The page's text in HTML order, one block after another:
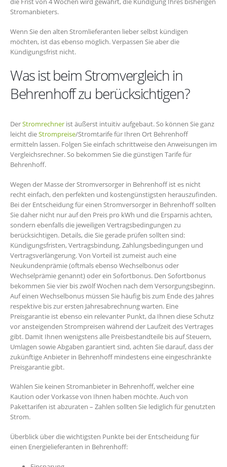
Stromanbieters.
Wenn Sie den alten Stromlieferanten lieber selbst kündigen
möchten, ist das ebenso möglich. Verpassen Sie aber die
Kündigungsfrist nicht.
Was ist beim Stromvergleich in
Behrenhoff zu berücksichtigen?
DerStromrechner ist äußerst intuitiv aufgebaut. So können Sie ganz
leicht dieStrompreise/Stromtarife für Ihren Ort Behrenhoff
ermitteln lassen. Folgen Sie einfach schrittweise den Anweisungen im
Vergleichsrechner. So bekommen Sie die günstigen Tarife für
Behrenhoff.
Wegen der Masse der Stromversorger in Behrenhoff ist es nicht
recht einfach, den perfekten und kostengünstigsten herauszufinden.
Bei der Entscheidung für einen Stromversorger in Behrenhoff sollten
Sie daher nicht nur auf den Preis pro kWh und die Ersparnis achten,
sondern ebenfalls die jeweiligen Vertragsbedingungen zu
berücksichtigen. Details, die Sie gerade prüfen sollten sind:
Kündigungsfristen, Vertragsbindung, Zahlungsbedingungen und
Vertragsverlängerung. Von Vorteil ist zumeist auch eine
Neukundenprämie (oftmals ebenso Wechselbonus oder
Wechselprämie genannt) oder ein Sofortbonus. Den Sofortbonus
bekommen Sie vier bis zwölf Wochen nach dem Versorgungsbeginn.
Auf einen Wechselbonus müssen Sie häufig bis zum Ende des Jahres
respektive bis zur ersten Jahresabrechnung warten. Eine
Preisgarantie ist ebenso ein relevanter Punkt, da Ihnen diese Schutz
vor ansteigenden Strompreisen während der Laufzeit des Vertrages
gibt. Damit Ihnen wenigstens alle Preisbestandteile bis auf Steuern,
Umlagen sowie Abgaben garantiert sind, achten Sie darauf, dass der
zukünftige Anbieter in Behrenhoff mindestens eine eingeschränkte
Preisgarantie gibt.
Wählen Sie keinen Stromanbieter in Behrenhoff, welcher eine
Kaution oder Vorkasse von Ihnen haben möchte. Auch von
Pakettarifen ist abzuraten – Zahlen sollten Sie lediglich für genutzten
Strom.
Überblick über die wichtigsten Punkte bei der Entscheidung für
einen Energielieferanten in Behrenhoff: